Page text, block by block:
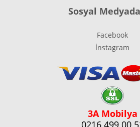
Sosyal
Facebook
İnstagram
3A Mobilya
0216 499 00